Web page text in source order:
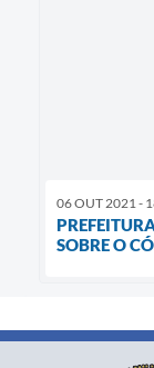
06 OUT 2021 -
SOBRE O